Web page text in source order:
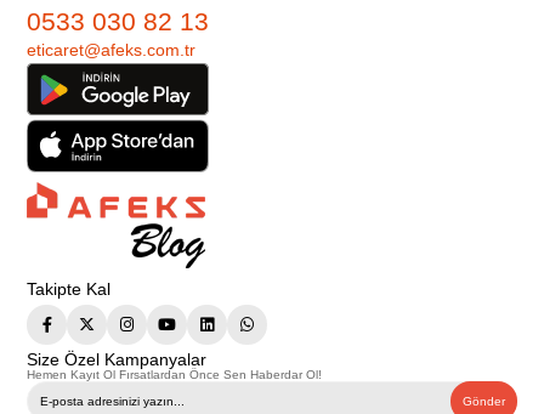
0533 030 82 13
eticaret@afeks.com.tr
Takipte Kal
Size Özel Kampanyalar
Hemen Kayıt Ol Fırsatlardan Önce Sen Haberdar Ol!
Gönder